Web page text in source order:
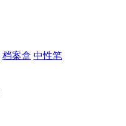
档案盒 中性笔